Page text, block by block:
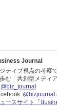
Journal
ティブ視点の考察
む「共創型メディア
@biz_journal
ースサイト「